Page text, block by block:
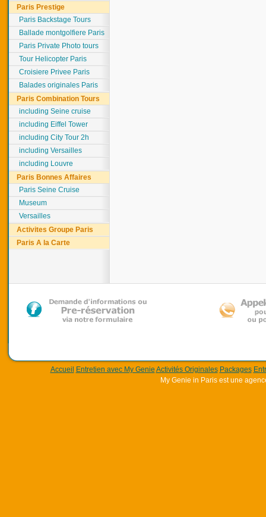
Paris Prestige
Paris Backstage Tours
Ballade montgolfiere Paris
Paris Private Photo tours
Tour Helicopter Paris
Croisiere Privee Paris
Balades originales Paris
Paris Combination Tours
including Seine cruise
including Eiffel Tower
including City Tour 2h
including Versailles
including Louvre
Paris Bonnes Affaires
Paris Seine Cruise
Museum
Versailles
Activites Groupe Paris
Paris A la Carte
Accueil Entretien avec My Genie Activités Originales Packages
My Genie in Paris est une